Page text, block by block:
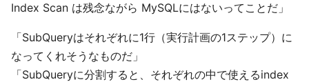
Index Scan は残念ながら MySQLにはないってことだ」
「SubQueryはそれぞれに1行（実行計画の1ステップ）に
なってくれそうなものだ」
「SubQueryに分割すると、それぞれの中で使えるindex